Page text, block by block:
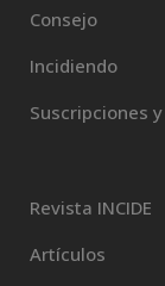
Consejo
Incidiendo
Suscripciones
Revista INCIDE
Artículos